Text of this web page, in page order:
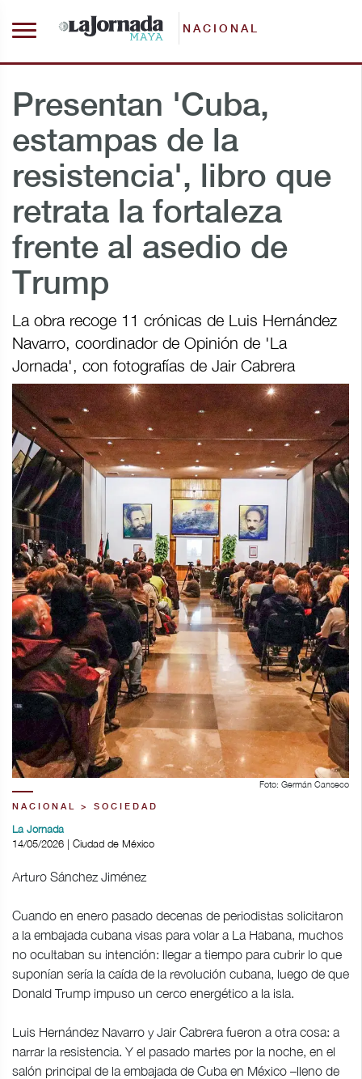
NACIONAL
Presentan 'Cuba,
estampas de la
resistencia', libro que
retrata la fortaleza
frente al asedio de
Trump
La obra recoge 11 crónicas de Luis Hernández
Navarro, coordinador de Opinión de 'La
Jornada', con fotografías de Jair Cabrera
Foto: Germán Canseco
NACIONAL > SOCIEDAD
La Jornada
14/05/2026 | Ciudad de México
Arturo Sánchez Jiménez
Cuando en enero pasado decenas de periodistas solicitaron
a la embajada cubana visas para volar a La Habana, muchos
no ocultaban su intención: llegar a tiempo para cubrir lo que
suponían sería la caída de la revolución cubana, luego de que
Donald Trump impuso un cerco energético a la isla.
Luis Hernández Navarro y Jair Cabrera fueron a otra cosa: a
narrar la resistencia. Y el pasado martes por la noche, en el
salón principal de la embajada de Cuba en México –lleno de